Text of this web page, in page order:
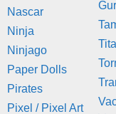
Nascar
Ninja
Ninjago
Paper Dolls
Pirates
Pixel / Pixel Art